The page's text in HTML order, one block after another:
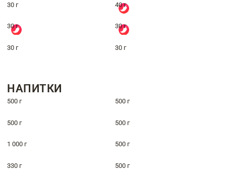
30 г 40 г
30 г 30 г
30 г 30 г
НАПИТКИ
500 г 500 г
500 г 500 г
1 000 г 500 г
330 г 500 г